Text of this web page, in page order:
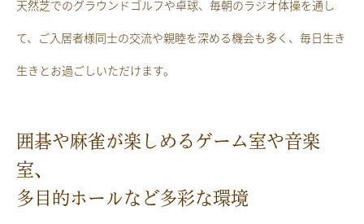
天然芝でのグラウンドゴルフや卓球、毎朝のラジオ体操を通し
て、ご入居者様同士の交流や親睦を深める機会も多く、毎日生き
生きとお過ごしいただけます。
囲碁や麻雀が楽しめるゲーム室や音楽
室、
多目的ホールなど多彩な環境